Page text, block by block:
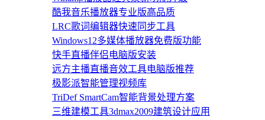
酷我音乐播放器专业版高品质
LRC歌词编辑器快速同步工具
Windows12多媒体播放器免费版功能
快手直播伴侣电脑版安装
远方主播直播音效工具电脑版推荐
极影派智能管理视频库
TriDef SmartCam智能背景处理方案
三维建模工具3dmax2009建筑设计应用